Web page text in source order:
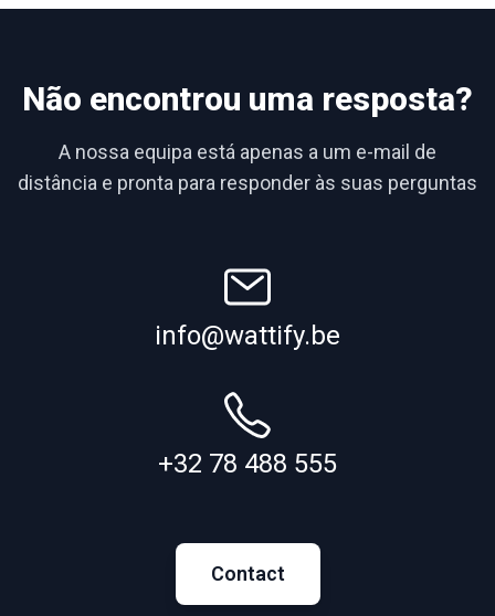
Não encontrou uma resposta?
A nossa equipa está apenas a um e-mail de
distância e pronta para responder às suas perguntas
info@wattify.be
+32 78 488 555
Contact